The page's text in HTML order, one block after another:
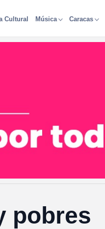
Cultural Música Caracas
pobres